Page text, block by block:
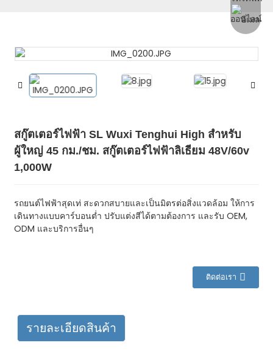
สกู๊ตเตอร์ไฟฟ้า SL Wuxi Tenghui High สำหรับ
ผู้ใหญ่ 45 กม./ชม. สกู๊ตเตอร์ไฟฟ้าลิเธียม 48V/60v
1,000W
รถยนต์ไฟฟ้าสุดเท่ สะดวกสบายและเป็นมิตรต่อสิ่งแวดล้อม ให้การ
เดินทางแบบคาร์บอนต่ำ ปรับแต่งสีได้ตามต้องการ และรับ OEM,
ODM และบริการอื่นๆ
ติดต่อเรา
รายละเอียดสินค้า